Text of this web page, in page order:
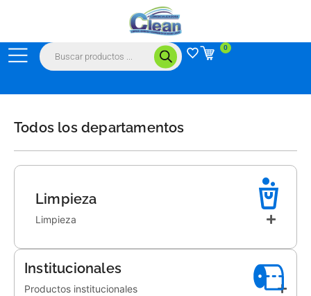
contenido
Búsqueda
de
0
Todos los departamentos
Limpieza
Limpieza
Institucionales
Productos institucionales